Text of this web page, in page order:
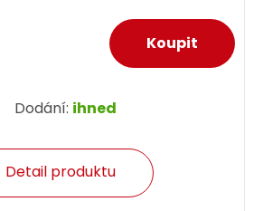
Dodání: ihned
Detail produktu